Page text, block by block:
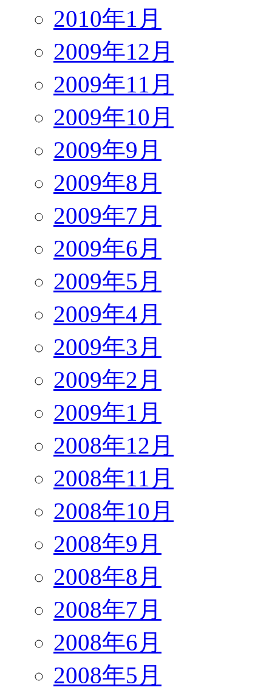
2010年1月
2009年12月
2009年11月
2009年10月
2009年9月
2009年8月
2009年7月
2009年6月
2009年5月
2009年4月
2009年3月
2009年2月
2009年1月
2008年12月
2008年11月
2008年10月
2008年9月
2008年8月
2008年7月
2008年6月
2008年5月